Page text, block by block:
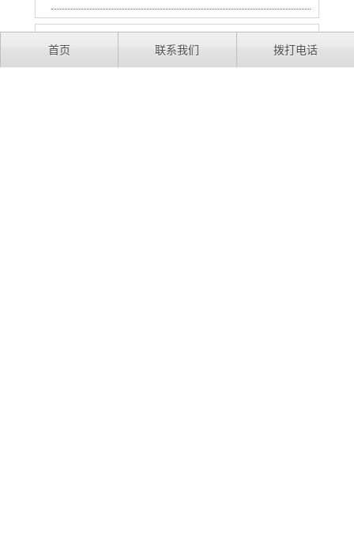
首页 联系我们 拨打电话